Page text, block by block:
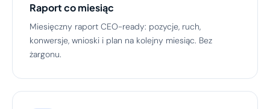
Raport co miesiąc
Miesięczny raport CEO-ready: pozycje, ruch,
konwersje, wnioski i plan na kolejny miesiąc. Bez
żargonu.